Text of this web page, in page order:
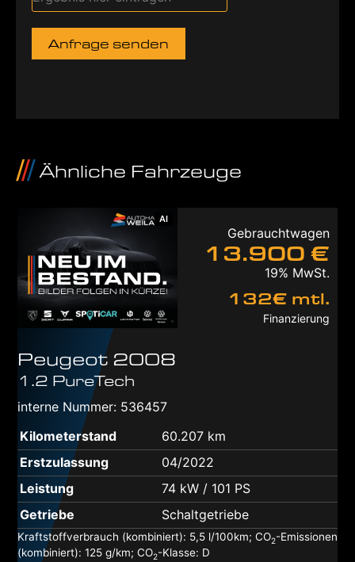
Anfrage senden
Ähnliche Fahrzeuge
AI
Gebrauchtwagen
13.900 €
19% MwSt.
132€ mtl.
Finanzierung
Peugeot 2008
1.2 PureTech
interne Nummer: 536457
Kilometerstand
60.207 km
Erstzulassung
04/2022
Leistung
74 kW / 101 PS
Getriebe
Schaltgetriebe
Kraftstoffverbrauch (kombiniert): 5,5 l/100km; CO2-Emissionen
(kombiniert): 125 g/km; CO2-Klasse: D